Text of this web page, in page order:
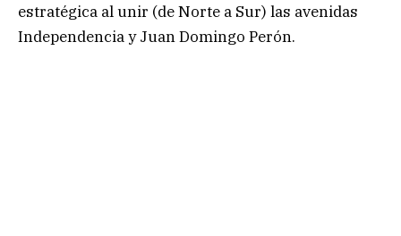
estratégica al unir (de Norte a Sur) las avenidas
Independencia y Juan Domingo Perón.